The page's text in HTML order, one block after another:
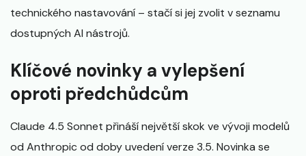
technického nastavování – stačí si jej zvolit v seznamu
dostupných AI nástrojů.
Klíčové novinky a vylepšení
oproti předchůdcům
Claude 4.5 Sonnet přináší největší skok ve vývoji modelů
od Anthropic od doby uvedení verze 3.5. Novinka se